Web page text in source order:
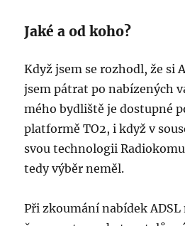
Jaké a od koho?
Když jsem se rozhodl, že si
jsem pátrat po nabízených
mého bydliště je dostupné
platformě TO2, i když v
svou technologii
tedy výběr neměl.
Při zkoumání nabídek